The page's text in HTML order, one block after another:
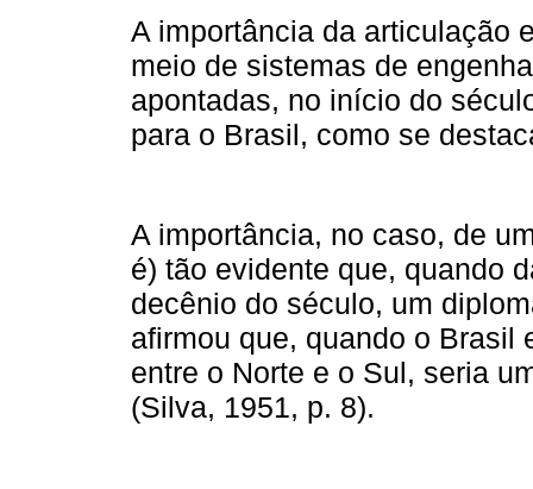
A importância da articulação
meio de sistemas de
apontadas, no início do
para o Brasil, como se
A importância, no caso, de
é) tão evidente que, quando
decênio do século, um
afirmou que, quando o Brasil
entre o Norte e o Sul, seria
(Silva, 1951, p. 8).